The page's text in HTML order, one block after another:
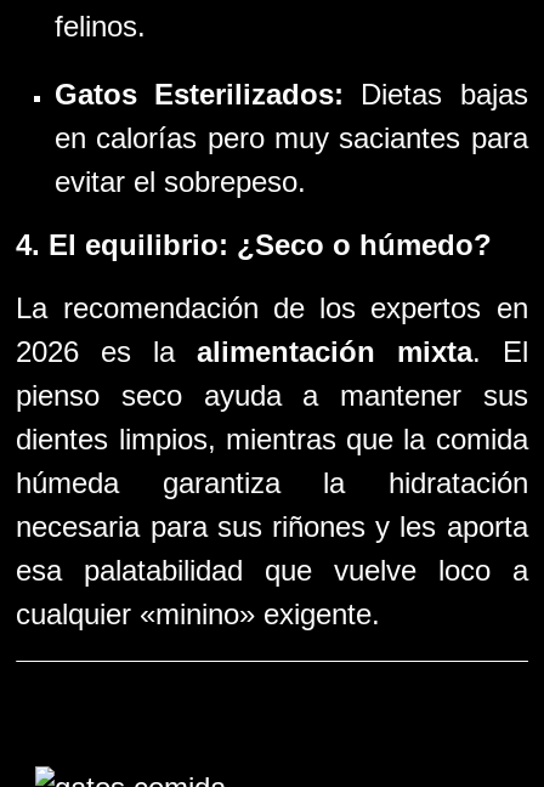
felinos.
Gatos Esterilizados: Dietas bajas
en calorías pero muy saciantes para
evitar el sobrepeso.
4. El equilibrio: ¿Seco o húmedo?
La recomendación de los expertos en
2026 es la alimentación mixta. El
pienso seco ayuda a mantener sus
dientes limpios, mientras que la comida
húmeda garantiza la hidratación
necesaria para sus riñones y les aporta
esa palatabilidad que vuelve loco a
cualquier «minino» exigente.